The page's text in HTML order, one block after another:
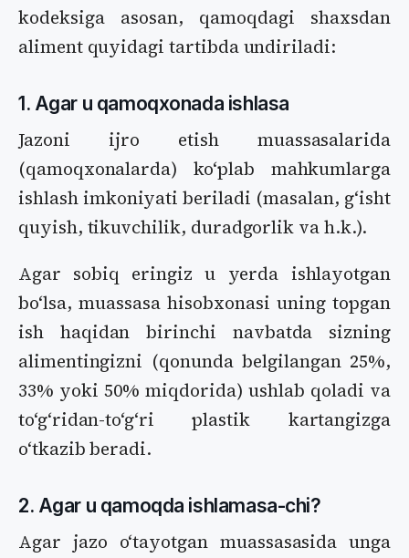
kodeksiga asosan, qamoqdagi shaxsdan
aliment quyidagi tartibda undiriladi:
1. Agar u qamoqxonada ishlasa
Jazoni ijro etish muassasalarida
(qamoqxonalarda) koʻplab mahkumlarga
ishlash imkoniyati beriladi (masalan, gʻisht
quyish, tikuvchilik, duradgorlik va h.k.).
Agar sobiq eringiz u yerda ishlayotgan
boʻlsa, muassasa hisobxonasi uning topgan
ish haqidan birinchi navbatda sizning
alimentingizni (qonunda belgilangan 25%,
33% yoki 50% miqdorida) ushlab qoladi va
toʻgʻridan-toʻgʻri plastik kartangizga
oʻtkazib beradi.
2. Agar u qamoqda ishlamasa-chi?
Agar jazo oʻtayotgan muassasasida unga